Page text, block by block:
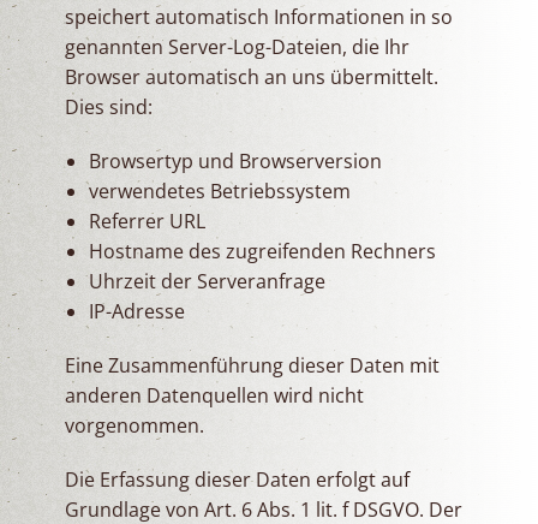
speichert automatisch Informationen in so
genannten Server-Log-Dateien, die Ihr
Browser automatisch an uns übermittelt.
Dies sind:
Browsertyp und Browserversion
verwendetes Betriebssystem
Referrer URL
Hostname des zugreifenden Rechners
Uhrzeit der Serveranfrage
IP-Adresse
Eine Zusammenführung dieser Daten mit
anderen Datenquellen wird nicht
vorgenommen.
Die Erfassung dieser Daten erfolgt auf
Grundlage von Art. 6 Abs. 1 lit. f DSGVO. Der